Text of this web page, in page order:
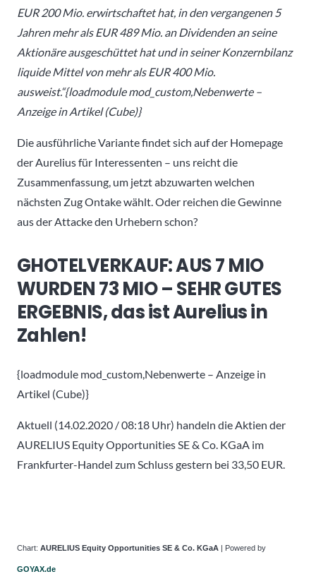
EUR 200 Mio. erwirtschaftet hat, in den vergangenen 5
Jahren mehr als EUR 489 Mio. an Dividenden an seine
Aktionäre ausgeschüttet hat und in seiner Konzernbilanz
liquide Mittel von mehr als EUR 400 Mio.
ausweist.“{loadmodule mod_custom,Nebenwerte –
Anzeige in Artikel (Cube)}
Die ausführliche Variante findet sich auf der Homepage
der Aurelius für Interessenten – uns reicht die
Zusammenfassung, um jetzt abzuwarten welchen
nächsten Zug Ontake wählt. Oder reichen die Gewinne
aus der Attacke den Urhebern schon?
GHOTELVERKAUF: AUS 7 MIO
WURDEN 73 MIO – SEHR GUTES
ERGEBNIS, das ist Aurelius in
Zahlen!
{loadmodule mod_custom,Nebenwerte – Anzeige in
Artikel (Cube)}
Aktuell (14.02.2020 / 08:18 Uhr) handeln die Aktien der
AURELIUS Equity Opportunities SE & Co. KGaA im
Frankfurter-Handel zum Schluss gestern bei 33,50 EUR.
Chart: AURELIUS Equity Opportunities SE & Co. KGaA | Powered by
GOYAX.de